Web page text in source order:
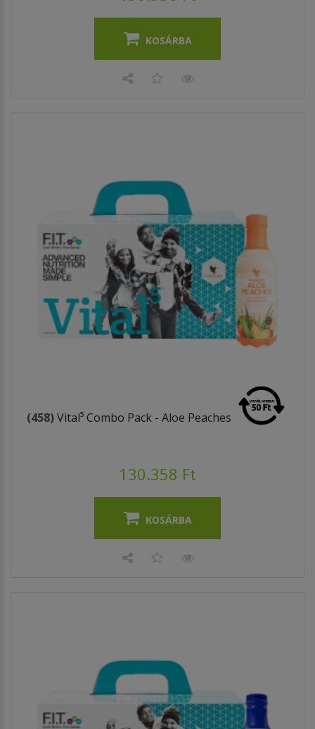
KOSÁRBA
(458)Vital⁵ Combo Pack - Aloe Peaches
130.358 Ft
KOSÁRBA